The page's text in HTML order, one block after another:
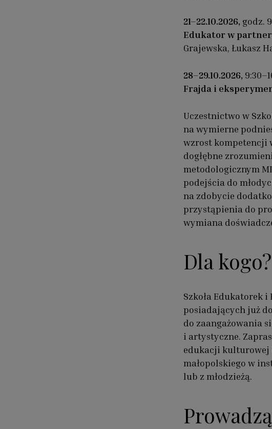
21–22.10.2026, godz.
Edukator w
Grajewska, Łukasz
28–29.10.2026,
Frajda i
Uczestnictwo w
na wymierne
wzrost kompetencji
dogłębne
metodologicznym
podejścia do
na zdobycie
przystąpienia do
wymiana
Dla kogo?
Szkoła Edukatorek
posiadających już
do zaangażowania
i artystyczne.
edukacji kulturowej
małopolskiego w
lub z młodzieżą.